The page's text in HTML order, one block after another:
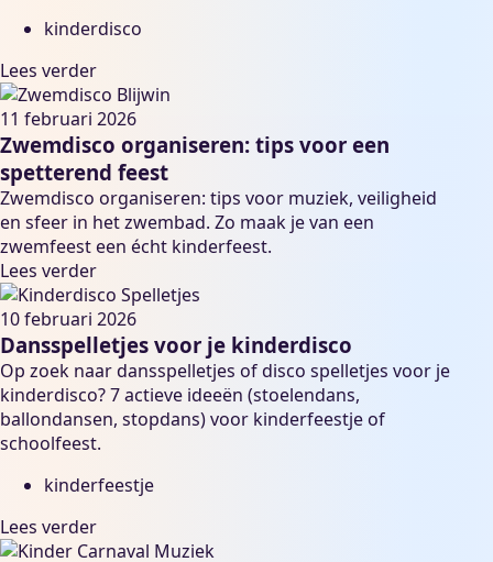
kinderdisco
Lees verder
11 februari 2026
Zwemdisco organiseren: tips voor een
spetterend feest
Zwemdisco organiseren: tips voor muziek, veiligheid
en sfeer in het zwembad. Zo maak je van een
zwemfeest een écht kinderfeest.
Lees verder
10 februari 2026
Dansspelletjes voor je kinderdisco
Op zoek naar dansspelletjes of disco spelletjes voor je
kinderdisco? 7 actieve ideeën (stoelendans,
ballondansen, stopdans) voor kinderfeestje of
schoolfeest.
kinderfeestje
Lees verder